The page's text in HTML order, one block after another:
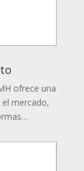
ofrece una
mercado,